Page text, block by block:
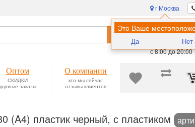
г Москва
Это Ваше
Да Нет
Помощь в
выборе:
Ежедневно,
с 8:00 до 20:00
Найти
Оптом
СКИДКИ
заказы
О компании
кто мы сейчас
отзывы клиентов
(A4) пластик черный, с пластиком